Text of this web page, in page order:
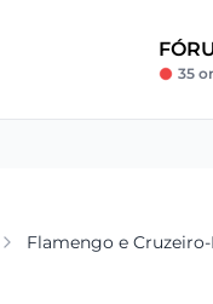
35
Flamengo e